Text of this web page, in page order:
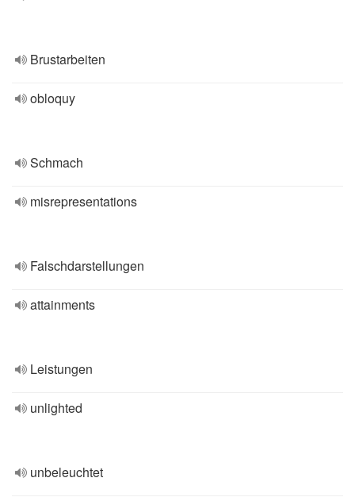
Brustarbeiten
obloquy
Schmach
misrepresentations
Falschdarstellungen
attainments
Leistungen
unlighted
unbeleuchtet